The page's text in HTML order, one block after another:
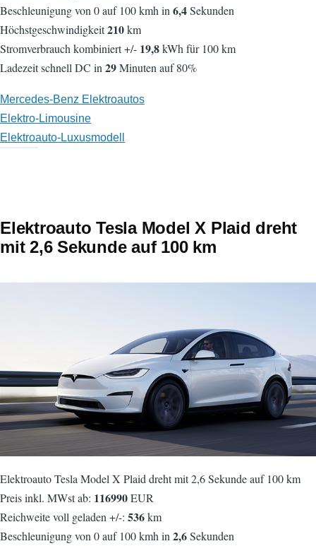
Beschleunigung von 0 auf 100 kmh in 6,4Sekunden
Höchstgeschwindigkeit210km
Stromverbrauch kombiniert +/- 19,8kWh für 100 km
Ladezeit schnell DC in 29Minuten auf 80%
Mercedes-Benz Elektroautos
Elektro-Limousine
Elektroauto-Luxusmodell
Elektroauto Tesla Model X Plaid dreht
mit 2,6 Sekunde auf 100 km
Elektroauto Tesla Model X Plaid dreht mit 2,6 Sekunde auf 100 km
Preis inkl. MWst ab: 116990EUR
Reichweite voll geladen +/-: 536km
Beschleunigung von 0 auf 100 kmh in 2,6Sekunden